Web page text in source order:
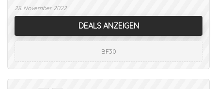
28. November 2022
DEALS ANZEIGEN
BF30